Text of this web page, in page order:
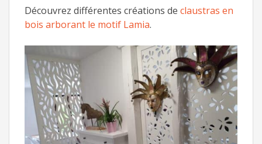
Découvrez différentes créations de claustras en
bois arborant le motif Lamia.